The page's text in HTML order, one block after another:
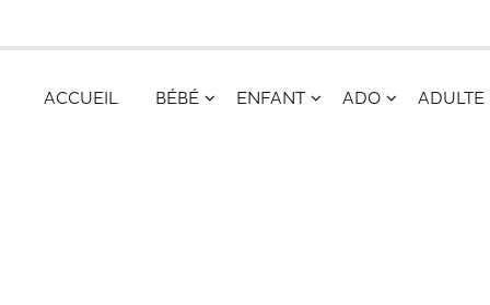
ACCUEIL BÉBÉ ENFANT ADO ADULTE